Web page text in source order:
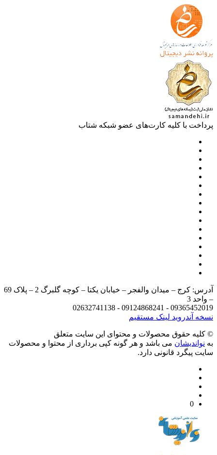
با کلیه کارت‌های عضو شبکه شتاب
آدرس: کرج – میدان والفجر – خیابان یکتا – کوچه گلبرگ 2 – پلاک 69
3
09365452019 - 09124868241 -
آندرویدلینک مستقیم
حقوق محصولات و محتوای اين سایت متعلق
می باشد و هر گونه کپی برداری از محتوا و محصولات
پیگرد قانونی دارد.